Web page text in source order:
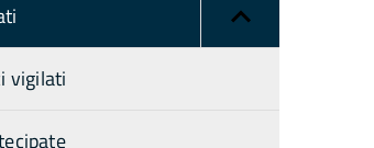
vigilati